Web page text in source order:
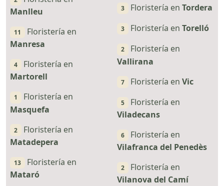
Manlleu
11
Floristería en
Manresa
4
Floristería en
Martorell
1
Floristería en
Masquefa
2
Floristería en
Matadepera
13
Floristería en
Mataró
3 Floristería en Tordera
3 Floristería en Torelló
2
Floristería en
Vallirana
7 Floristería en Vic
5
Floristería en
Viladecans
6
Floristería en
Vilafranca del Penedès
2
Floristería en
Vilanova del Camí